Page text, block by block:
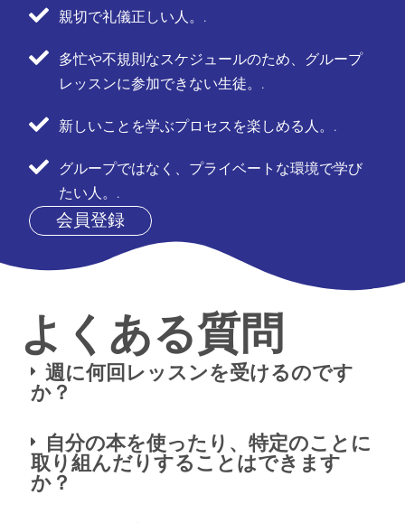
親切で礼儀正しい人。.
多忙や不規則なスケジュールのため、グループ
レッスンに参加できない生徒。.
新しいことを学ぶプロセスを楽しめる人。.
グループではなく、プライベートな環境で学び
たい人。.
会員登録
よくある質問
週に何回レッスンを受けるのです
か？
自分の本を使ったり、特定のことに
取り組んだりすることはできます
か？